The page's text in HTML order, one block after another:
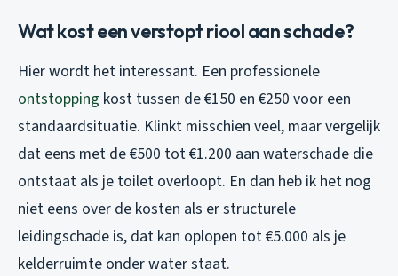
Wat kost een verstopt riool aan schade?
Hier wordt het interessant. Een professionele
ontstopping kost tussen de €150 en €250 voor een
standaardsituatie. Klinkt misschien veel, maar vergelijk
dat eens met de €500 tot €1.200 aan waterschade die
ontstaat als je toilet overloopt. En dan heb ik het nog
niet eens over de kosten als er structurele
leidingschade is, dat kan oplopen tot €5.000 als je
kelderruimte onder water staat.